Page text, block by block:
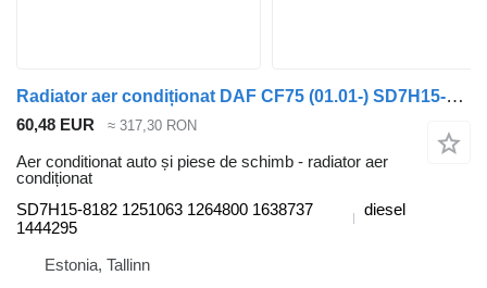
Radiator aer condiționat DAF CF75 (01.01-) SD7H15-8182 pentru cap tractor DAF LF45, LF55, LF180, CF65, CF75, CF85 (2001-)
60,48 EUR ≈ 317,30 RON
Aer conditionat auto și piese de schimb - radiator aer
condiționat
SD7H15-8182 1251063 1264800 1638737
1444295
diesel
Estonia, Tallinn